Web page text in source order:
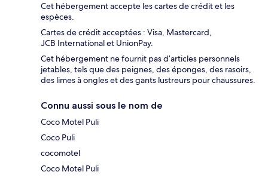
Cet hébergement accepte les cartes de crédit et les
espèces.
Cartes de crédit acceptées : Visa, Mastercard,
JCB International et UnionPay.
Cet hébergement ne fournit pas d’articles personnels
jetables, tels que des peignes, des éponges, des rasoirs,
des limes à ongles et des gants lustreurs pour chaussures.
Connu aussi sous le nom de
Coco Motel Puli
Coco Puli
cocomotel
Coco Motel Puli